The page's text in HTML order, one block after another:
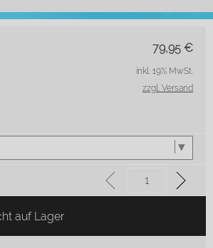
79,95 €
inkl. 19% MwSt.
zzgl. Versand
auf Lager